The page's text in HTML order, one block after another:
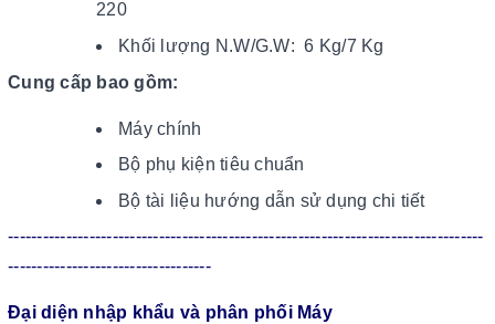
220
Khối lượng N.W/G.W: 6 Kg/7 Kg
Cung cấp bao gồm:
Máy chính
Bộ phụ kiện tiêu chuẩn
Bộ tài liệu hướng dẫn sử dụng chi tiết
----------------------------------------------------------------------------------
-----------------------------------
Đại diện nhập khẩu và phân phối Máy